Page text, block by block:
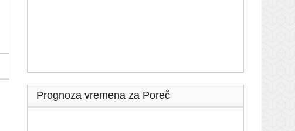
Prognoza vremena za Poreč